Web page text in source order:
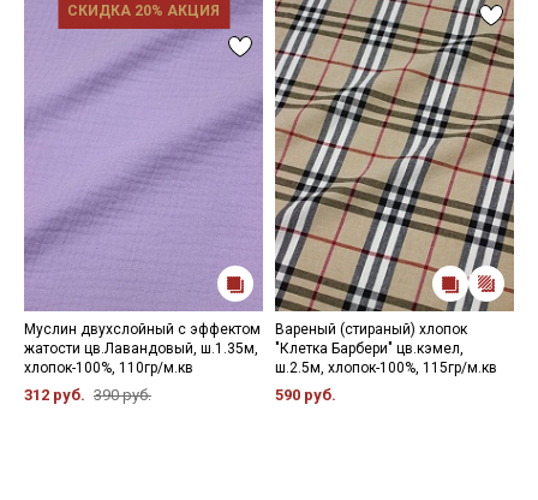
СКИДКА 20% АКЦИЯ
Муслин двухслойный с эффектом
жатости цв.Лавандовый, ш.1.35м,
хлопок-100%, 110гр/м.кв
312 руб. 390 руб.
Вареный (стираный) хлопок
"Клетка Барбери" цв.кэмел,
ш.2.5м, хлопок-100%, 115гр/м.кв
590 руб.